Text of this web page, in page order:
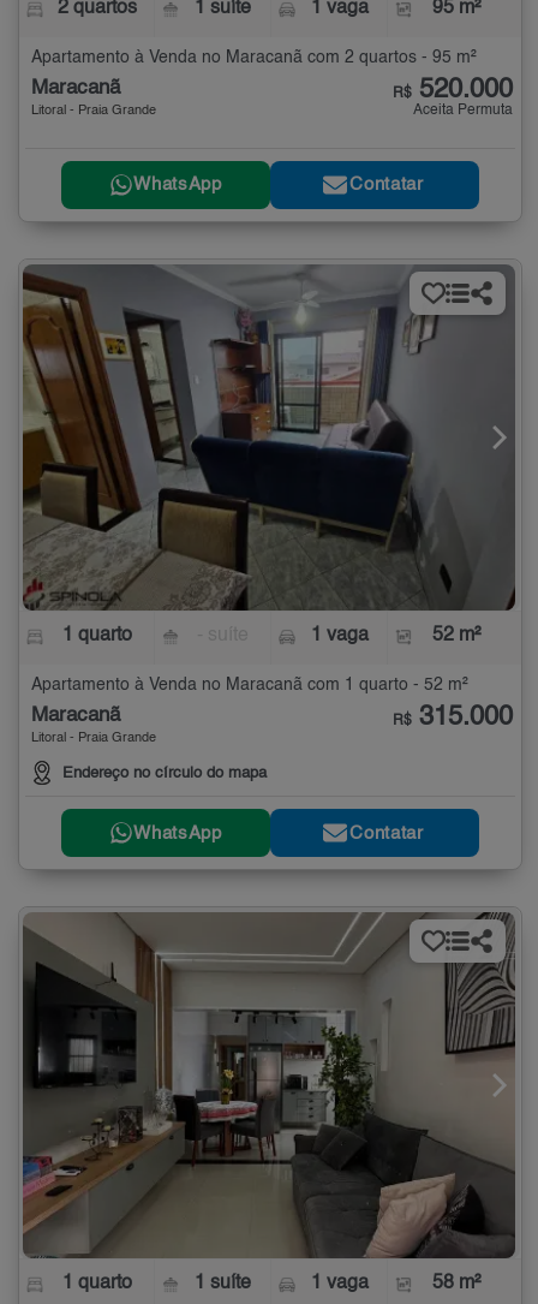
2 quartos 1 suíte 1 vaga 95 m²
Apartamento à Venda no Maracanã com 2 quartos - 95 m²
Maracanã
Litoral - Praia Grande
R$ 520.000
Aceita Permuta
WhatsApp Contatar
1 quarto 1 vaga 52 m²
Apartamento à Venda no Maracanã com 1 quarto - 52 m²
Maracanã
Litoral - Praia Grande
Endereço no círculo do mapa
R$ 315.000
WhatsApp Contatar
1 quarto 1 suíte 1 vaga 58 m²